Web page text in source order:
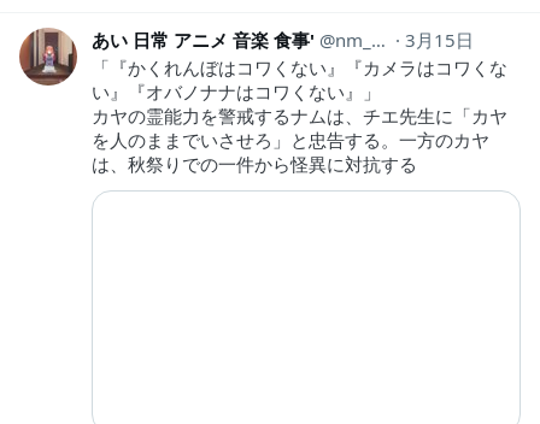
あい 日常 アニメ 音楽 食事' nm_hh440
3月15日
「『かくれんぼはコワくない』『カメラはコワくな
い』『オバノナナはコワくない』」
カヤの霊能力を警戒するナムは、チエ先生に「カヤ
を人のままでいさせろ」と忠告する。一方のカヤ
は、秋祭りでの一件から怪異に対抗する